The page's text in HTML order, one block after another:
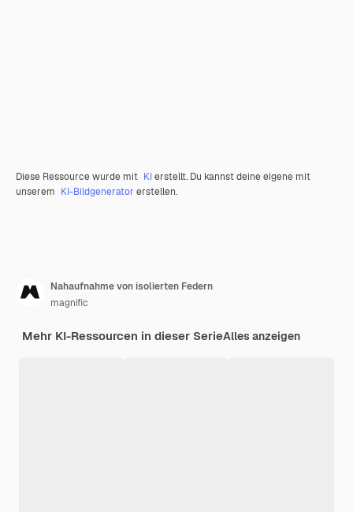
Diese Ressource wurde mit KIerstellt. Du kannst deine eigene mit
unserem KI-Bildgenerator erstellen.
Nahaufnahme von isolierten Federn
magnific
Mehr KI-Ressourcen in dieser SerieAlles anzeigen